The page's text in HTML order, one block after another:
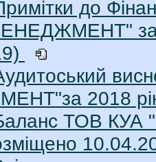
до
за
2018
Баланс ТОВ